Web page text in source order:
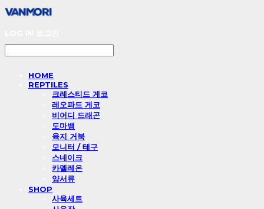
HOME
REPTILES
크레스티드 게코
레오파드 게코
비어디 드래곤
도마뱀
육지 거북
모니터 / 테구
스네이크
카멜레온
양서류
SHOP
사육세트